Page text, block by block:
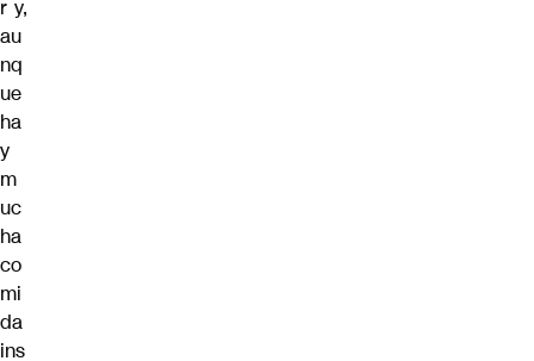
r y,
au
nq
ue
ha
y
m
uc
ha
co
mi
da
ins